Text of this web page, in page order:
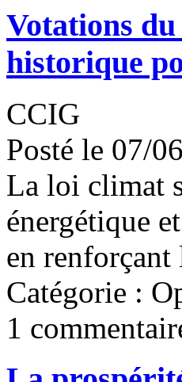
Votations
historique
CCIG
Posté le 07/
La loi climat
énergétique
en
Catégorie :
1